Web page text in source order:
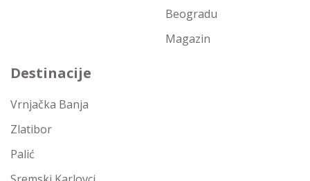
Beogradu
Magazin
Destinacije
Vrnjačka Banja
Zlatibor
Palić